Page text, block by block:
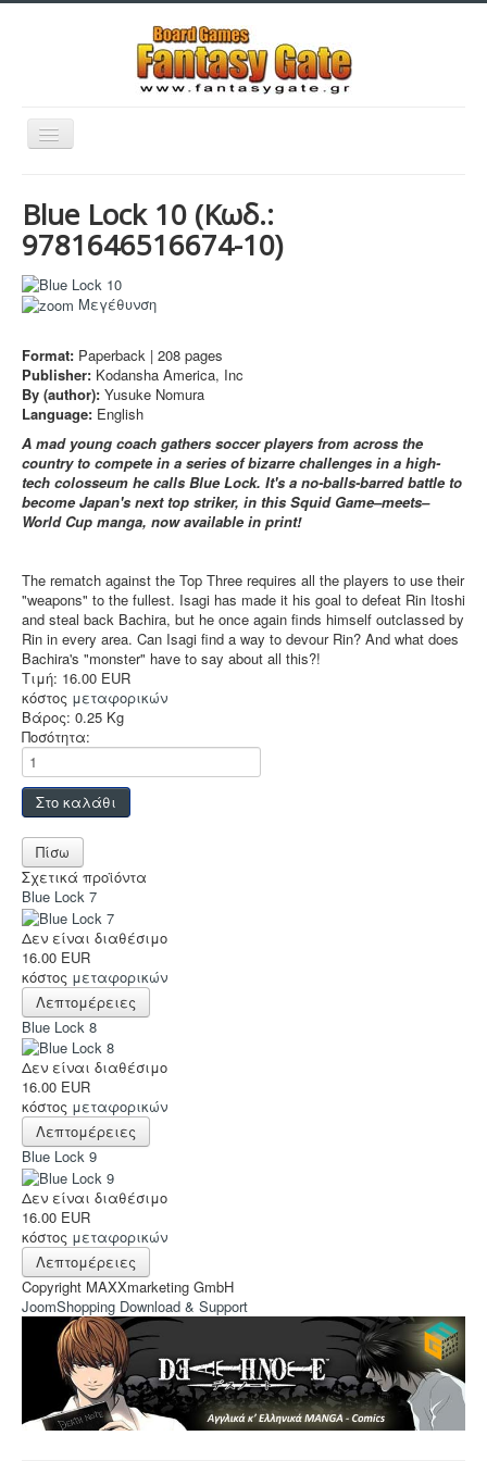
Εναλλαγή
πλοήγησης
Filaments
3D Εκτυπώσεις
Manga - Anime
Sleeves
Accessories
Funko POP
Φαντασίας
Οικογενειακά
2-Παίκτες
Ελληνικά
Χρώματα
TCG-LCG
Παιχνίδια Ρόλου
Puzzle
Deco & Ένδυση
Hot Deals!
Αρχική σελίδα
Blue Lock 10 (Κωδ.:
9781646516674-10)
Μεγέθυνση
Format: Paperback | 208 pages
Publisher: Kodansha America, Inc
By (author): Yusuke Nomura
Language: English
A mad young coach gathers soccer players from across the
country to compete in a series of bizarre challenges in a high-
tech colosseum he calls Blue Lock. It's a no-balls-barred battle to
become Japan's next top striker, in this Squid Game–meets–
World Cup manga, now available in print!
The rematch against the Top Three requires all the players to use their
"weapons" to the fullest. Isagi has made it his goal to defeat Rin Itoshi
and steal back Bachira, but he once again finds himself outclassed by
Rin in every area. Can Isagi find a way to devour Rin? And what does
Bachira's "monster" have to say about all this?!
Τιμή: 16.00 EUR
κόστος μεταφορικών
Βάρος: 0.25 Kg
Ποσότητα:
Σχετικά προϊόντα
Blue Lock 7
Δεν είναι διαθέσιμο
16.00 EUR
κόστος μεταφορικών
Λεπτομέρειες
Blue Lock 8
Δεν είναι διαθέσιμο
16.00 EUR
κόστος μεταφορικών
Λεπτομέρειες
Blue Lock 9
Δεν είναι διαθέσιμο
16.00 EUR
κόστος μεταφορικών
Λεπτομέρειες
Copyright MAXXmarketing GmbH
JoomShopping Download & Support